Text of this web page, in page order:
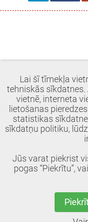
© 2018, Ādažu
Lai šī tīmekļa
tehniskās sīkdatnes.
vietnē, interneta
lietošanas
statistikas
sīkdatņu politiku,
Jūs varat piekrist
pogas “Piekrītu”,